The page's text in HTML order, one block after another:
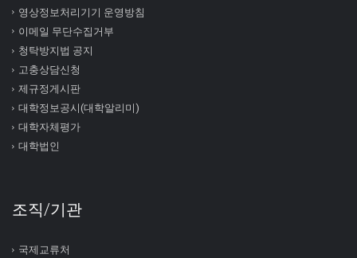
영상정보처리기기 운영방침
이메일 무단수집거부
청탁방지법 공지
고충상담신청
제규정게시판
대학정보공시(대학알리미)
대학자체평가
대학법인
조직/기관
국제교류처